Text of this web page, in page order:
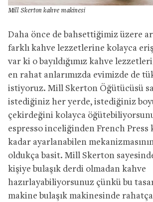
Mill Skerton kahve makinesi
Daha önce de bahsettiğimiz üzere
farklı kahve lezzetlerine kolayca
var ki o bayıldığımız kahve
en rahat anlarımızda evimizde de
istiyoruz. Mill Skerton Öğütücüsü
istediğiniz her yerde, istediğiniz
çekirdeğini kolayca
espresso inceliğinden French Press
kadar ayarlanabilen
oldukça basit. Mill Skerton
kişiye bulaşık derdi olmadan kahve
hazırlayabiliyorsunuz çünkü bu
makine bulaşık makinesinde